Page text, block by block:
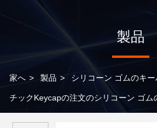
製品
家へ > 製品 > シリコーン ゴムのキー
チックKeycapの注文のシリコーン ゴム